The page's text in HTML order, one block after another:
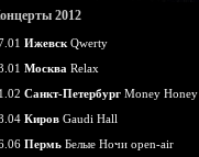
2012
Ижевск Qwerty
Москва Relax
Санкт-Петербург Money Honey
Киров Gaudi Hall
Пермь Белые Ночи open-air